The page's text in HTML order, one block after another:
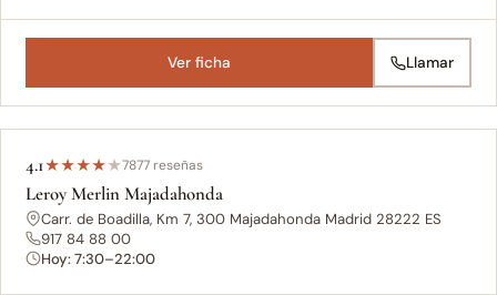
Ver ficha Llamar
4.1★★★★★7877 reseñas
Leroy Merlin Majadahonda
Carr. de Boadilla, Km 7, 300 Majadahonda Madrid 28222 ES
917 84 88 00
Hoy: 7:30–22:00